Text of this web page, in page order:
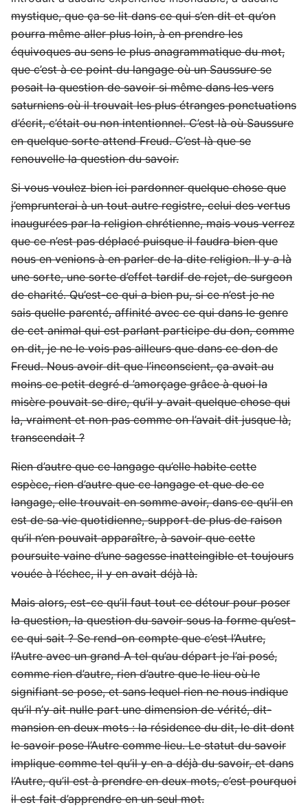
mystique, que ça se lit dans ce qui s’en dit et qu’on
pourra même aller plus loin, à en prendre les
équivoques au sens le plus anagrammatique du mot,
que c’est à ce point du langage où un Saussure se
posait la question de savoir si même dans les vers
saturniens où il trouvait les plus étranges ponctuations
d’écrit, c’était ou non intentionnel. C’est là où Saussure
en quelque sorte attend Freud. C’est là que se
renouvelle la question du savoir.
Si vous voulez bien ici pardonner quelque chose que
j’emprunterai à un tout autre registre, celui des vertus
inaugurées par la religion chrétienne, mais vous verrez
que ce n’est pas déplacé puisque il faudra bien que
nous en venions à en parler de la dite religion. Il y a là
une sorte, une sorte d’effet tardif de rejet, de surgeon
de charité. Qu’est-ce qui a bien pu, si ce n’est je ne
sais quelle parenté, affinité avec ce qui dans le genre
de cet animal qui est parlant participe du don, comme
on dit, je ne le vois pas ailleurs que dans ce don de
Freud. Nous avoir dit que l’inconscient, ça avait au
moins ce petit degré d ’amorçage grâce à quoi la
misère pouvait se dire, qu’il y avait quelque chose qui
la, vraiment et non pas comme on l’avait dit jusque là,
transcendait ?
Rien d’autre que ce langage qu’elle habite cette
espèce, rien d’autre que ce langage et que de ce
langage, elle trouvait en somme avoir, dans ce qu’il en
est de sa vie quotidienne, support de plus de raison
qu’il n’en pouvait apparaître, à savoir que cette
poursuite vaine d’une sagesse inatteingible et toujours
vouée à l’échec, il y en avait déjà là.
Mais alors, est-ce qu’il faut tout ce détour pour poser
la question, la question du savoir sous la forme qu’est-
ce qui sait ? Se rend-on compte que c’est l’Autre,
l’Autre avec un grand A tel qu’au départ je l’ai posé,
comme rien d’autre, rien d’autre que le lieu où le
signifiant se pose, et sans lequel rien ne nous indique
qu’il n’y ait nulle part une dimension de vérité, dit-
mansion en deux mots : la résidence du dit, le dit dont
le savoir pose l’Autre comme lieu. Le statut du savoir
implique comme tel qu’il y en a déjà du savoir, et dans
l’Autre, qu’il est à prendre en deux mots, c’est pourquoi
il est fait d’apprendre en un seul mot.